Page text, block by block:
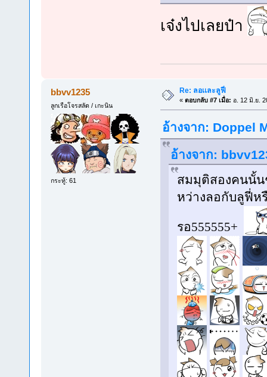
เจ๋งไปเลยป๋า
bbvv1235
ลูกเรือโจรสลัด / เกะนิน
กระทู้: 61
Re: ลอเเละลูฟี่
« ตอบกลับ #7 เมื่อ: อ. 12 มิ.ย.
อ้างจาก: Doppel
อ้างจาก:
สมมุติสองคนนั้น
หว่างลอกับลูฟี่ห
รอ555555+